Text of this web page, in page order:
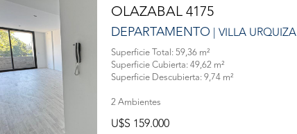
OLAZABAL 4175
DEPARTAMENTO | VILLA URQUIZA
Superficie Total: 59,36 m²
Superficie Cubierta: 49,62 m²
Superficie Descubierta: 9,74 m²
2 Ambientes
U$S 159.000